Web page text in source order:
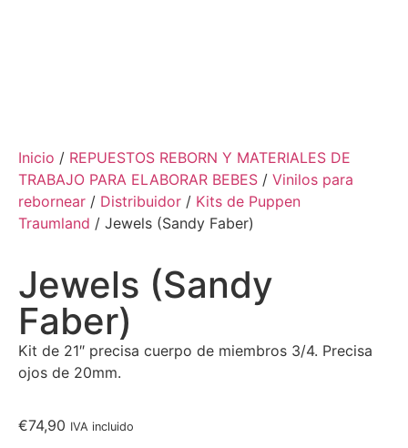
Inicio / REPUESTOS REBORN Y MATERIALES DE
TRABAJO PARA ELABORAR BEBES / Vinilos para
rebornear / Distribuidor / Kits de Puppen
Traumland / Jewels (Sandy Faber)
Jewels (Sandy
Faber)
Kit de 21″ precisa cuerpo de miembros 3/4. Precisa
ojos de 20mm.
€74,90 IVA incluido